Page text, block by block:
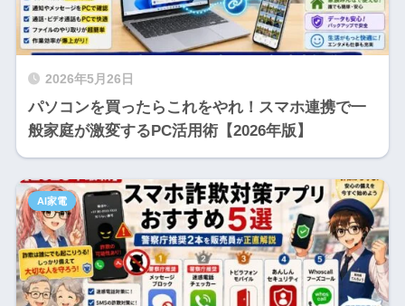
2026年5月26日
パソコンを買ったらこれをやれ！スマホ連携で一
般家庭が激変するPC活用術【2026年版】
AI家電